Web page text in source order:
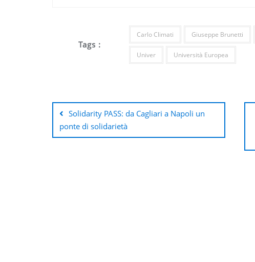
Tags :
Carlo Climati Giuseppe Brunetti
Univer Università Europea
Navigazione
articoli
Solidarity PASS: da Cagliari a Napoli un
ponte di solidarietà